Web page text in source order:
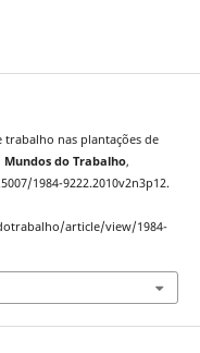
trabalho nas plantações de
Mundos do Trabalho,
1984-9222.2010v2n3p12.
article/view/1984-